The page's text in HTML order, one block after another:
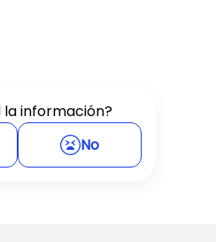
información?
No